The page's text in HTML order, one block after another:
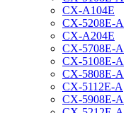
CX-A104E
CX-5208E-A
CX-A204E
CX-5708E-A
CX-5108E-A
CX-5808E-A
CX-5112E-A
CX-5908E-A